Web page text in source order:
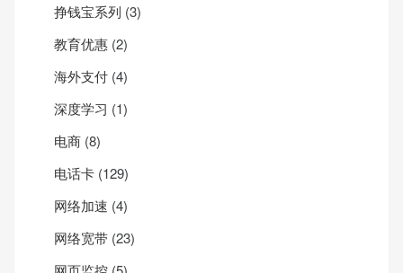
挣钱宝系列 (3)
教育优惠 (2)
海外支付 (4)
深度学习 (1)
电商 (8)
电话卡 (129)
网络加速 (4)
网络宽带 (23)